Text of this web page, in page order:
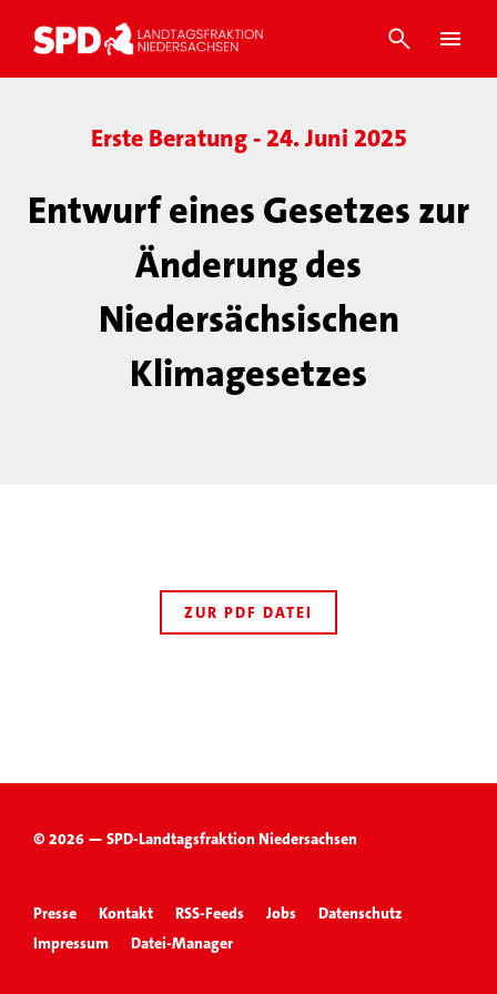
Erste Beratung - 24. Juni 2025
Entwurf eines Gesetzes zur
Änderung des
Niedersächsischen
Klimagesetzes
ZUR PDF DATEI
© 2026 — SPD-Landtagsfraktion Niedersachsen
Presse Kontakt RSS-Feeds Jobs
Datenschutz
Impressum
Datei-Manager